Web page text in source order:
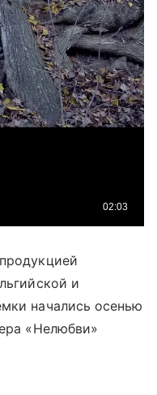
и
начались осенью
«Нелюбви»